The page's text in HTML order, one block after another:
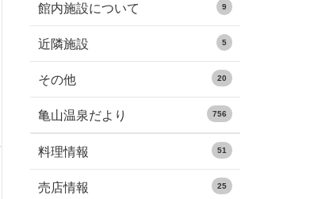
館内施設について 9
近隣施設 5
その他 20
亀山温泉だより 756
料理情報 51
売店情報 25